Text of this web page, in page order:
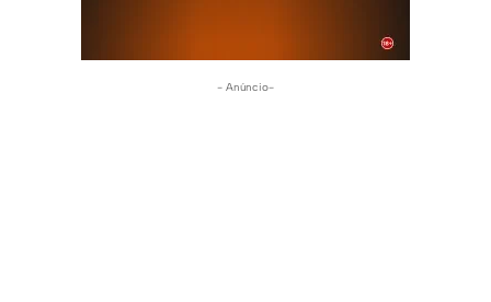
- Anúncio-